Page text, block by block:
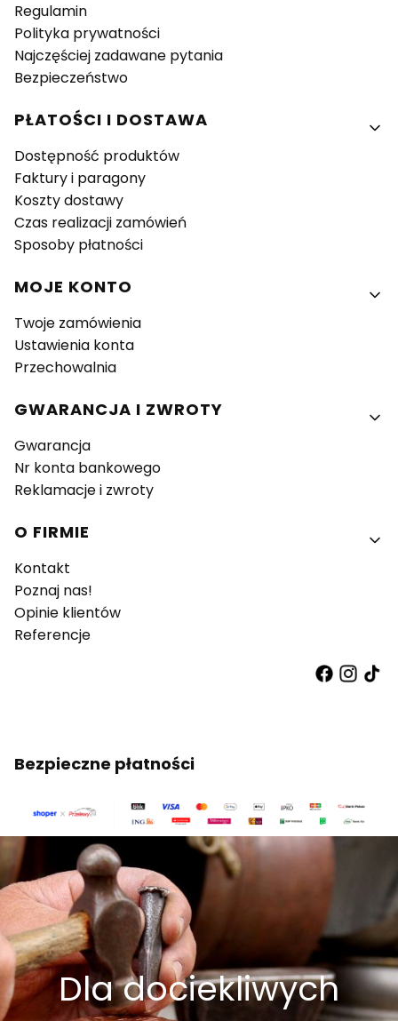
Regulamin
Polityka prywatności
Najczęściej zadawane pytania
Bezpieczeństwo
PŁATOŚCI I DOSTAWA
Dostępność produktów
Faktury i paragony
Koszty dostawy
Czas realizacji zamówień
Sposoby płatności
MOJE KONTO
Twoje zamówienia
Ustawienia konta
Przechowalnia
GWARANCJA I ZWROTY
Gwarancja
Nr konta bankowego
Reklamacje i zwroty
O FIRMIE
Kontakt
Poznaj nas!
Opinie klientów
Referencje
Bezpieczne płatności
Dla dociekliwych